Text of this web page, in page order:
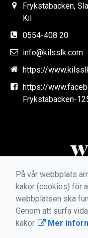
Frykstabacken,
Kil
0554-408 20
info@kilsslk.com
https://
https://
Frykstabacken-
På vår webbplats
kakor (cookies) för
webbplatsen ska
Genom att surfa
kakor.
Mer